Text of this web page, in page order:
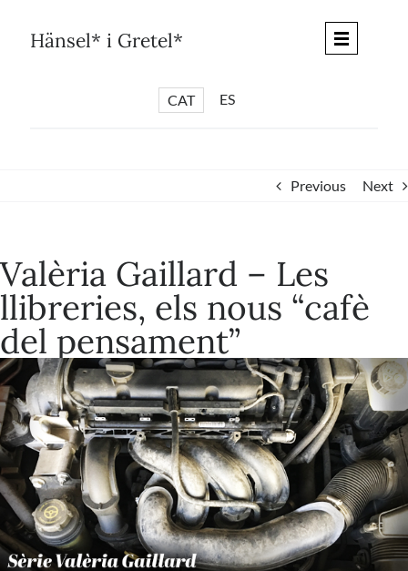
content
Hänsel* i Gretel*
CAT ES
* PISTES LITERÀRIES
*SÈRIE CULTURAL
*DIARI DEL DIA DESPRÉS
QUIOSC HÄNSEL* i GRETEL*
*UNIVERS HÄNSEL* i GRETEL*
Previous Next
Valèria Gaillard – Les
llibreries, els nous “cafè
del pensament”